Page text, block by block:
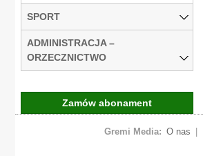
SPORT
ADMINISTRACJA –
ORZECZNICTWO
Zamów abonament
Gremi Media: O nas